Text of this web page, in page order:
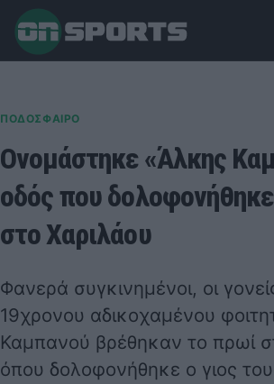
ΠΟΔΟΣΦΑΙΡΟ
Ονομάστηκε «Άλκης
οδός που
στο Χαριλάου
Φανερά συγκινημένοι, οι
19χρονου αδικοχαμένου
Καμπανού βρέθηκαν το πρωί
όπου δολοφονήθηκε ο γιος